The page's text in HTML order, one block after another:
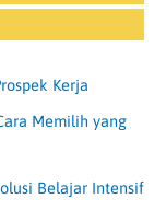
Kerja
Memilih yang
Belajar Intensif